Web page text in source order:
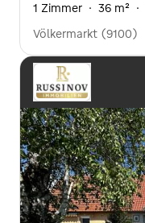
1 Zimmer · 36 m² ·
Völkermarkt (9100)